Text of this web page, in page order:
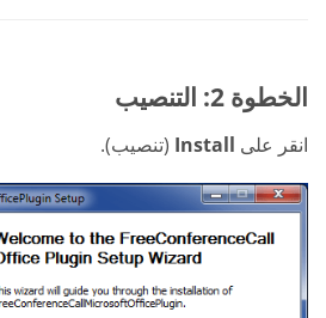
الخطوة 2: التنصيب
انقر على Install (تنصيب).